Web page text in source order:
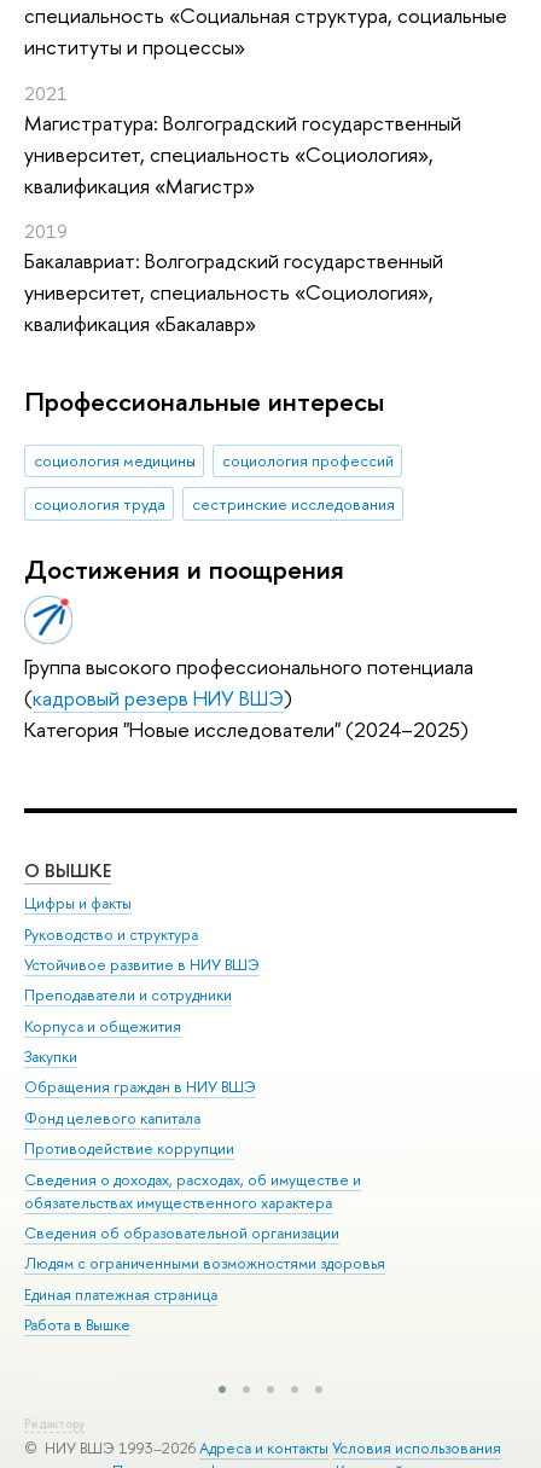
специальность «Социальная структура, социальные
институты и процессы»
2021
Магистратура: Волгоградский государственный
университет, специальность «Социология»,
квалификация «Магистр»
2019
Бакалавриат: Волгоградский государственный
университет, специальность «Социология»,
квалификация «Бакалавр»
Профессиональные интересы
социология медицины
социология профессий
социология труда
cестринские исследования
Достижения и поощрения
Группа высокого профессионального потенциала
(кадровый резерв НИУ ВШЭ)
Категория "Новые исследователи" (2024–2025)
О ВЫШКЕ
Цифры и факты
Руководство и структура
Устойчивое развитие в НИУ ВШЭ
Преподаватели и сотрудники
Корпуса и общежития
Закупки
Обращения граждан в НИУ ВШЭ
Фонд целевого капитала
Противодействие коррупции
Сведения о доходах, расходах, об имуществе и
обязательствах имущественного характера
Сведения об образовательной организации
Людям с ограниченными возможностями здоровья
Единая платежная страница
Работа в Вышке
Редактору
© НИУ ВШЭ 1993–2026Адреса и контакты Условия использования